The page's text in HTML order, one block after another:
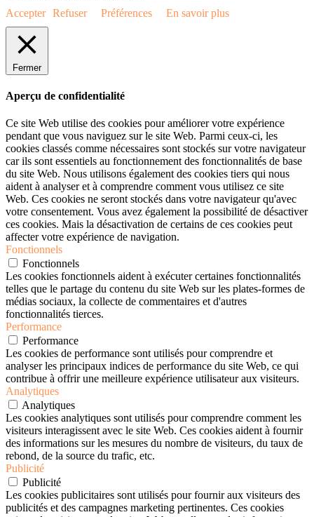
Accepter Refuser Préférences En savoir plus
Fermer
Aperçu de confidentialité
Ce site Web utilise des cookies pour améliorer votre expérience
pendant que vous naviguez sur le site Web. Parmi ceux-ci, les
cookies classés comme nécessaires sont stockés sur votre navigateur
car ils sont essentiels au fonctionnement des fonctionnalités de base
du site Web. Nous utilisons également des cookies tiers qui nous
aident à analyser et à comprendre comment vous utilisez ce site
Web. Ces cookies ne seront stockés dans votre navigateur qu'avec
votre consentement. Vous avez également la possibilité de désactiver
ces cookies. Mais la désactivation de certains de ces cookies peut
affecter votre expérience de navigation.
Fonctionnels
Fonctionnels
Les cookies fonctionnels aident à exécuter certaines fonctionnalités
telles que le partage du contenu du site Web sur les plates-formes de
médias sociaux, la collecte de commentaires et d'autres
fonctionnalités tierces.
Performance
Performance
Les cookies de performance sont utilisés pour comprendre et
analyser les principaux indices de performance du site Web, ce qui
contribue à offrir une meilleure expérience utilisateur aux visiteurs.
Analytiques
Analytiques
Les cookies analytiques sont utilisés pour comprendre comment les
visiteurs interagissent avec le site Web. Ces cookies aident à fournir
des informations sur les mesures du nombre de visiteurs, du taux de
rebond, de la source du trafic, etc.
Publicité
Publicité
Les cookies publicitaires sont utilisés pour fournir aux visiteurs des
publicités et des campagnes marketing pertinentes. Ces cookies